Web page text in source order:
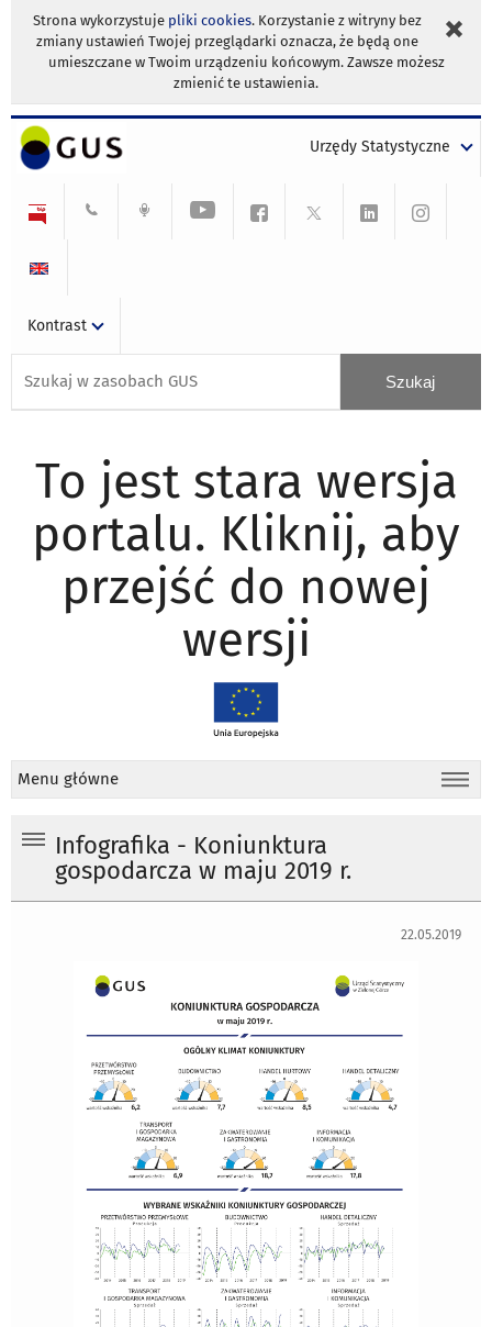
Strona wykorzystuje pliki cookies. Korzystanie z witryny bez
zmiany ustawień Twojej przeglądarki oznacza, że będą one
umieszczane w Twoim urządzeniu końcowym. Zawsze możesz
zmienić te ustawienia.
Urzędy Statystyczne
Kontrast
To jest stara wersja
portalu. Kliknij, aby
przejść do nowej
wersji
Menu główne
Infografika - Koniunktura
gospodarcza w maju 2019 r.
22.05.2019